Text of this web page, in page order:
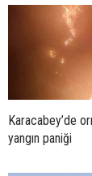
Karacabey’de
yangın paniği